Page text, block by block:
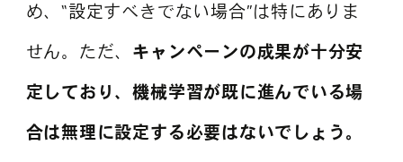
め、“設定すべきでない場合”は特にありま
せん。ただ、 キャンペーンの成果が十分安
定しており、機械学習が既に進んでいる場
合は無理に設定する必要はないでしょう。